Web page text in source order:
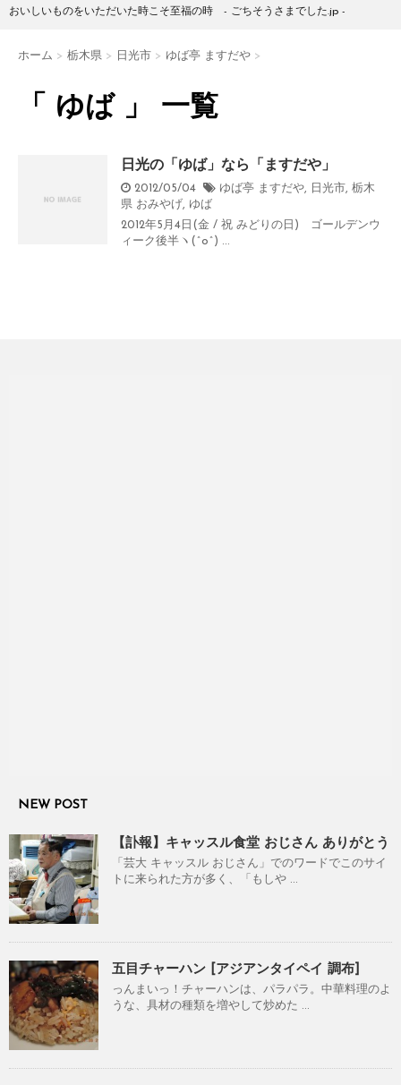
おいしいものをいただいた時こそ至福の時 - ごちそうさまでした.jp -
ホーム > 栃木県 > 日光市 > ゆば亭 ますだや >
「 ゆば 」 一覧
日光の「ゆば」なら「ますだや」
2012/05/04 ゆば亭 ますだや, 日光市, 栃木
県 おみやげ, ゆば
2012年5月4日(金 / 祝 みどりの日) ゴールデンウ
ィーク後半ヽ(^o^) ...
NEW POST
【訃報】キャッスル食堂 おじさん ありがとう
「芸大 キャッスル おじさん」でのワードでこのサイ
トに来られた方が多く、「もしや ...
五目チャーハン [アジアンタイペイ 調布]
っんまいっ！チャーハンは、パラパラ。中華料理のよ
うな、具材の種類を増やして炒めた ...